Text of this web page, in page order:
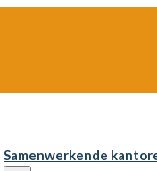
Samenwerkende